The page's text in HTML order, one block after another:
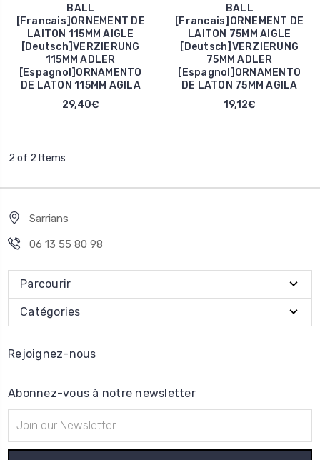
BALL
[Francais]ORNEMENT DE
LAITON 115MM AIGLE
[Deutsch]VERZIERUNG
115MM ADLER
[Espagnol]ORNAMENTO
DE LATON 115MM AGILA
29,40€
BALL
[Francais]ORNEMENT DE
LAITON 75MM AIGLE
[Deutsch]VERZIERUNG
75MM ADLER
[Espagnol]ORNAMENTO
DE LATON 75MM AGILA
19,12€
2 of 2 Items
Sarrians
06 13 55 80 98
Parcourir
Catégories
Rejoignez-nous
Abonnez-vous à notre newsletter
e-
mail